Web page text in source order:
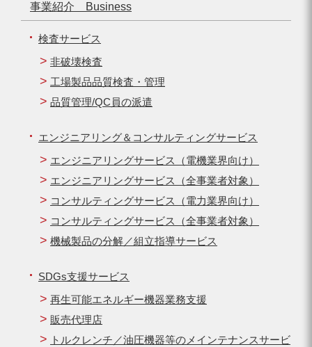
事業紹介 Business
検査サービス
非破壊検査
工場製品品質検査・管理
品質管理/QC員の派遣
エンジニアリング＆コンサルティングサービス
エンジニアリングサービス（電機業界向け）
エンジニアリングサービス（全事業者対象）
コンサルティングサービス（電力業界向け）
コンサルティングサービス（全事業者対象）
機械製品の分解／組立指導サービス
SDGs支援サービス
再生可能エネルギー機器業務支援
販売代理店
トルクレンチ／油圧機器等のメインテナンスサービ